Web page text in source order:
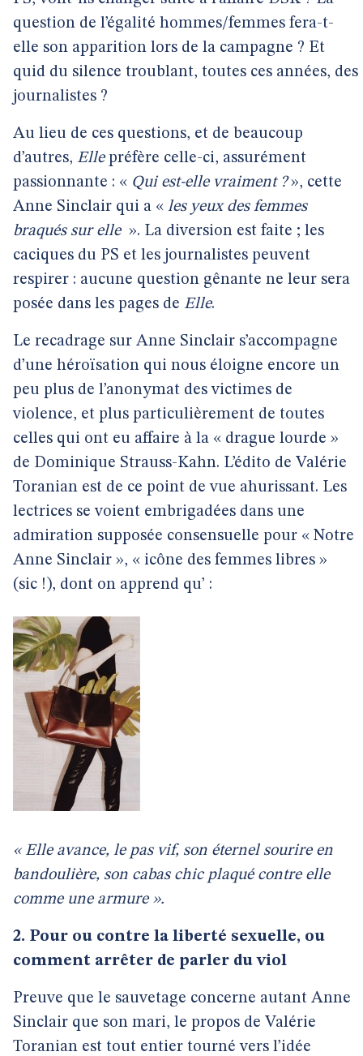
question de l’égalité hommes/femmes fera-t-
elle son apparition lors de la campagne ? Et
quid du silence troublant, toutes ces années, des
journalistes ?
Au lieu de ces questions, et de beaucoup
d’autres, Ellepréfère celle-ci, assurément
passionnante : « Qui est-elle vraiment ?», cette
Anne Sinclair qui a « les yeux des femmes
braqués sur elle ». La diversion est faite ; les
caciques du PS et les journalistes peuvent
respirer : aucune question gênante ne leur sera
posée dans les pages de Elle.
Le recadrage sur Anne Sinclair s’accompagne
d’une héroïsation qui nous éloigne encore un
peu plus de l’anonymat des victimes de
violence, et plus particulièrement de toutes
celles qui ont eu affaire à la « drague lourde »
de Dominique Strauss-Kahn. L’édito de Valérie
Toranian est de ce point de vue ahurissant. Les
lectrices se voient embrigadées dans une
admiration supposée consensuelle pour « Notre
Anne Sinclair », « icône des femmes libres »
(sic !), dont on apprend qu’ :
« Elle avance, le pas vif, son éternel sourire en
bandoulière, son cabas chic plaqué contre elle
comme une armure ».
2. Pour ou contre la liberté sexuelle, ou
comment arrêter de parler du viol
Preuve que le sauvetage concerne autant Anne
Sinclair que son mari, le propos de Valérie
Toranian est tout entier tourné vers l’idée